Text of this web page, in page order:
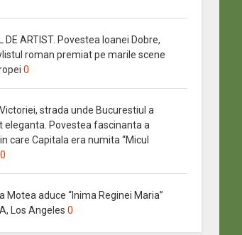
DE ARTIST. Povestea Ioanei Dobre,
roman premiat pe marile scene
0
strada unde Bucurestiul a
eleganta. Povestea fascinanta a
care Capitala era numita “Micul
0
Motea aduce “Inima Reginei Maria”
Los Angeles 0